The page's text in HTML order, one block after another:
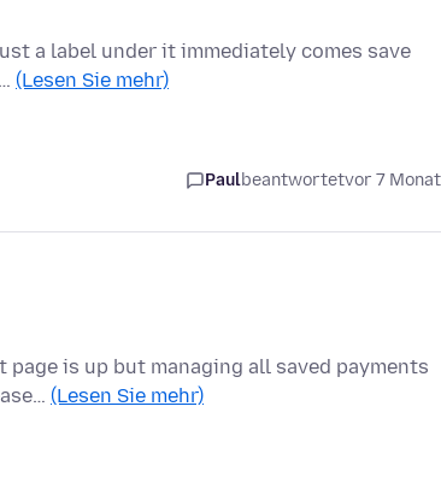
a label under it immediately comes save
(Lesen Sie mehr)
Paulbeantwortetvor 7
is up but managing all saved payments
(Lesen Sie mehr)